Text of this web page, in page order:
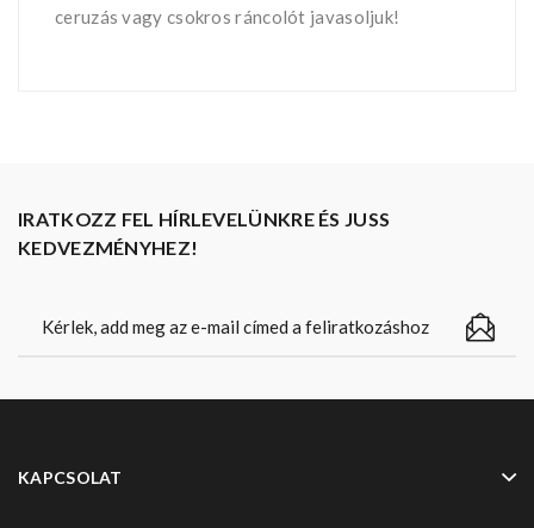
ceruzás vagy csokros ráncolót javasoljuk!
IRATKOZZ FEL HÍRLEVELÜNKRE ÉS JUSS
KEDVEZMÉNYHEZ!
KAPCSOLAT